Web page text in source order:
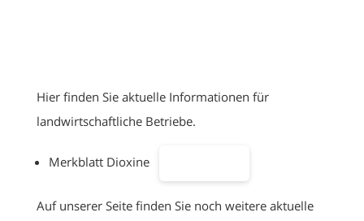
Hier finden Sie aktuelle Informationen für
landwirtschaftliche Betriebe.
Merkblatt Dioxine
Auf unserer Seite finden Sie noch weitere aktuelle